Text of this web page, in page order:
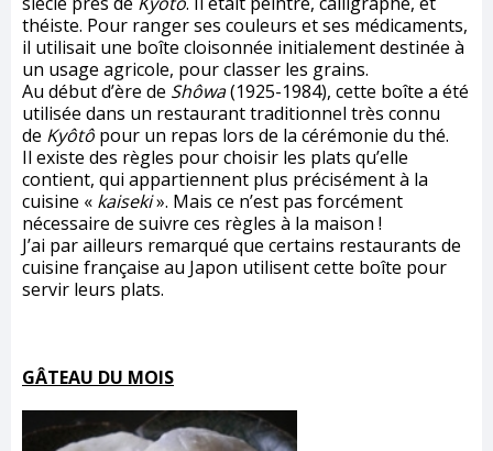
théiste. Pour ranger ses couleurs et ses médicaments,
il utilisait une boîte cloisonnée initialement destinée à
un usage agricole, pour classer les grains.
Au début d’ère de Shôwa(1925-1984), cette boîte a été
utilisée dans un restaurant traditionnel très connu
de Kyôtô pour un repas lors de la cérémonie du thé.
Il existe des règles pour choisir les plats qu’elle
contient, qui appartiennent plus précisément à la
cuisine « kaiseki». Mais ce n’est pas forcément
nécessaire de suivre ces règles à la maison !
J’ai par ailleurs remarqué que certains restaurants de
cuisine française au Japon utilisent cette boîte pour
servir leurs plats.
GÂTEAU DU MOIS